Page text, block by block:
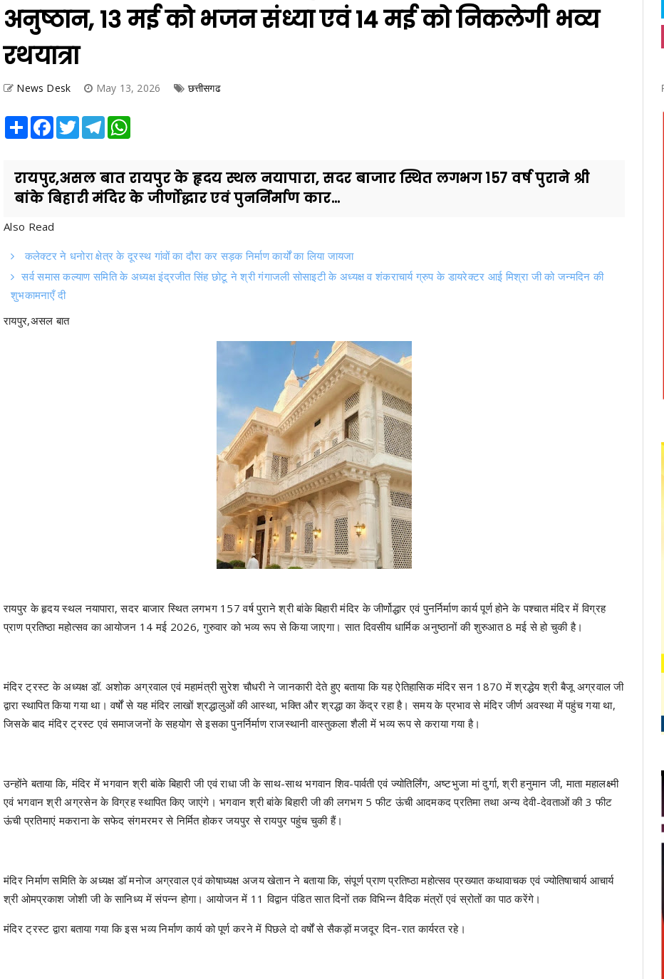
अनुष्ठान, 13 मई को भजन संध्या एवं 14 मई को निकलेगी भव्य
रथयात्रा
News Desk May 13, 2026 छत्तीसगढ
Share Facebook
Twitter Telegram
रायपुर,असल बात रायपुर के हृदय स्थल नयापारा, सदर बाजार स्थित लगभग 157 वर्ष पुराने श्री
बांके बिहारी मंदिर के जीर्णोद्धार एवं पुनर्निर्माण कार...
Also Read
कलेक्टर ने धनोरा क्षेत्र के दूरस्थ गांवों का दौरा कर सड़क निर्माण कार्यों का लिया जायजा
सर्व समास कल्याण समिति के अध्यक्ष इंद्रजीत सिंह छोटू ने श्री गंगाजली सोसाइटी के अध्यक्ष व शंकराचार्य ग्रुप के डायरेक्टर आई मिश्रा जी को जन्मदिन की
शुभकामनाएँ दी
रायपुर,असल बात
रायपुर के हृदय स्थल नयापारा, सदर बाजार स्थित लगभग 157 वर्ष पुराने श्री बांके बिहारी मंदिर के जीर्णोद्धार एवं पुनर्निर्माण कार्य पूर्ण होने के पश्चात मंदिर में विग्रह
प्राण प्रतिष्ठा महोत्सव का आयोजन 14 मई 2026, गुरुवार को भव्य रूप से किया जाएगा। सात दिवसीय धार्मिक अनुष्ठानों की शुरुआत 8 मई से हो चुकी है।
मंदिर ट्रस्ट के अध्यक्ष डॉ. अशोक अग्रवाल एवं महामंत्री सुरेश चौधरी ने जानकारी देते हुए बताया कि यह ऐतिहासिक मंदिर सन 1870 में श्रद्धेय श्री बैजू अग्रवाल जी
द्वारा स्थापित किया गया था। वर्षों से यह मंदिर लाखों श्रद्धालुओं की आस्था, भक्ति और श्रद्धा का केंद्र रहा है। समय के प्रभाव से मंदिर जीर्ण अवस्था में पहुंच गया था,
जिसके बाद मंदिर ट्रस्ट एवं समाजजनों के सहयोग से इसका पुनर्निर्माण राजस्थानी वास्तुकला शैली में भव्य रूप से कराया गया है।
उन्होंने बताया कि, मंदिर में भगवान श्री बांके बिहारी जी एवं राधा जी के साथ-साथ भगवान शिव-पार्वती एवं ज्योतिर्लिंग, अष्टभुजा मां दुर्गा, श्री हनुमान जी, माता महालक्ष्मी
एवं भगवान श्री अग्रसेन के विग्रह स्थापित किए जाएंगे। भगवान श्री बांके बिहारी जी की लगभग 5 फीट ऊंची आदमकद प्रतिमा तथा अन्य देवी-देवताओं की 3 फीट
ऊंची प्रतिमाएं मकराना के सफेद संगमरमर से निर्मित होकर जयपुर से रायपुर पहुंच चुकी हैं।
मंदिर निर्माण समिति के अध्यक्ष डॉ मनोज अग्रवाल एवं कोषाध्यक्ष अजय खेतान ने बताया कि, संपूर्ण प्राण प्रतिष्ठा महोत्सव प्रख्यात कथावाचक एवं ज्योतिषाचार्य आचार्य
श्री ओमप्रकाश जोशी जी के सानिध्य में संपन्न होगा। आयोजन में 11 विद्वान पंडित सात दिनों तक विभिन्न वैदिक मंत्रों एवं स्रोतों का पाठ करेंगे।
मंदिर ट्रस्ट द्वारा बताया गया कि इस भव्य निर्माण कार्य को पूर्ण करने में पिछले दो वर्षों से सैकड़ों मजदूर दिन-रात कार्यरत रहे।